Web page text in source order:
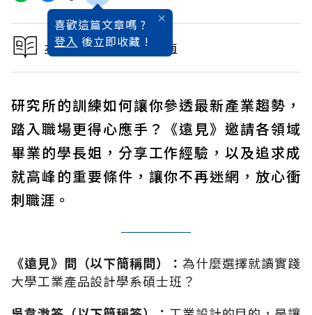
喜歡這篇文章嗎 ?
登入 後立即收藏 !
本文出自2022研究所指南
研究所的訓練如何讓你參透最新產業趨勢，
踏入職場更得心應手？《遠見》邀請各領域
畢業的學長姐，分享工作經驗，以及追求成
就高峰的重要條件，讓你不再迷網，放心衝
刺職涯。
《遠見》問（以下簡稱問）： 為什麼選擇就讀實踐
大學工業產品設計學系碩士班？